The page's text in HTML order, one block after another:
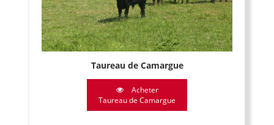
Taureau de Camargue
Acheter
Taureau de Camargue